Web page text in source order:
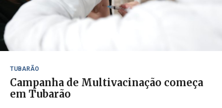
TUBARÃO
Campanha de Multivacinação começa
em Tubarão